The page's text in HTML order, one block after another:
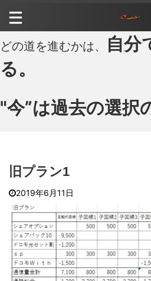
どの道を進むかは、
自分
る。
"今”は過去の選択
旧プラン1
2019年6月11日